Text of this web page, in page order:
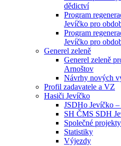
dědictví
Program
Jevíčko pro
Program
Jevíčko pro
Generel zeleně
Generel zeleně
Arnoštov
Návrhy nových
Profil zadavatele a VZ
Hasiči Jevíčko
JSDHo Jevíčko –
SH ČMS SDH
Společné
Statistiky
Výjezdy